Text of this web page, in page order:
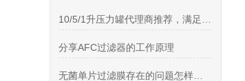
分享AFC过滤器的工作原理